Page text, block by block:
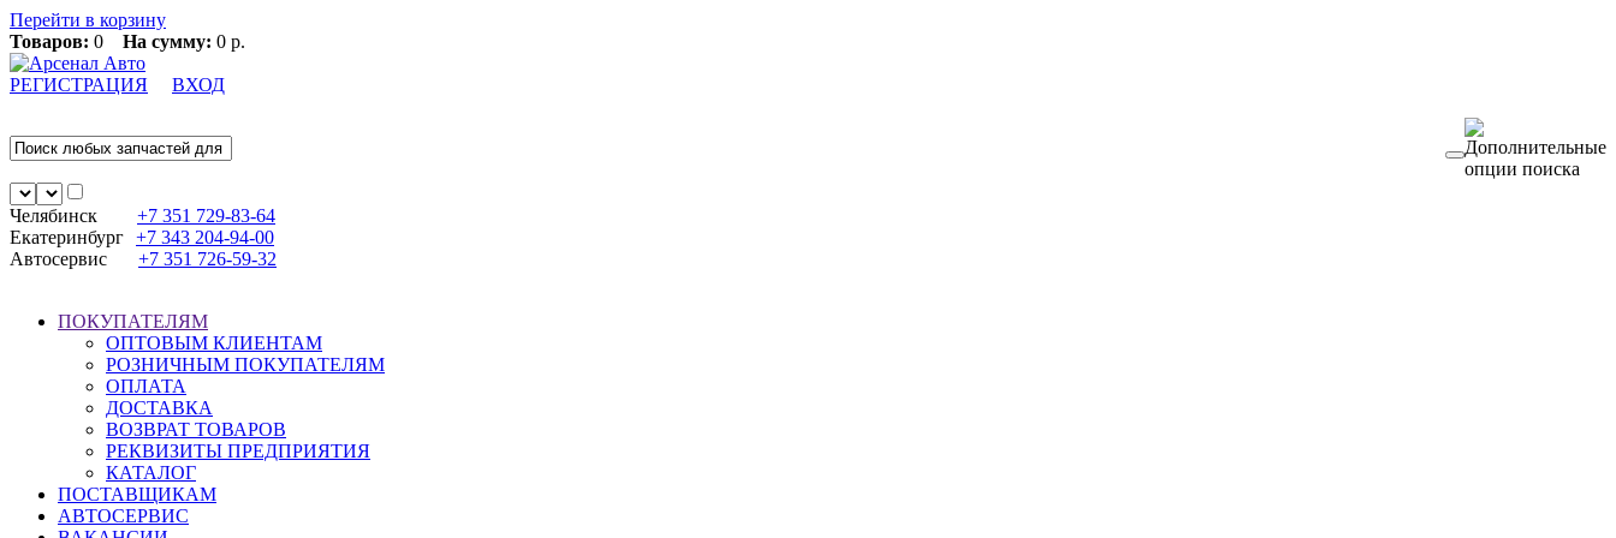
Перейти в корзину
Товаров: 0 На сумму: 0 р.
РЕГИСТРАЦИЯ ВХОД
Челябинск +7 351 729-83-64
Екатеринбург +7 343 204-94-00
Автосервис
+7 351 726-59-32
ПОКУПАТЕЛЯМ
ОПТОВЫМ КЛИЕНТАМ
РОЗНИЧНЫМ ПОКУПАТЕЛЯМ
ОПЛАТА
ДОСТАВКА
ВОЗВРАТ ТОВАРОВ
РЕКВИЗИТЫ ПРЕДПРИЯТИЯ
КАТАЛОГ
ПОСТАВЩИКАМ
АВТОСЕРВИС